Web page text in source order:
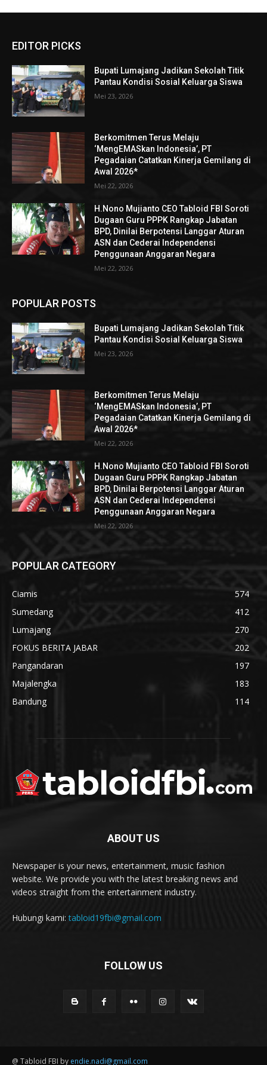
EDITOR PICKS
Bupati Lumajang Jadikan Sekolah Titik
Pantau Kondisi Sosial Keluarga Siswa
Mei 23, 2026
Berkomitmen Terus Melaju
‘MengEMASkan Indonesia’, PT
Pegadaian Catatkan Kinerja Gemilang di
Awal 2026*
Mei 22, 2026
H.Nono Mujianto CEO Tabloid FBI Soroti
Dugaan Guru PPPK Rangkap Jabatan
BPD, Dinilai Berpotensi Langgar Aturan
ASN dan Cederai Independensi
Penggunaan Anggaran Negara
Mei 22, 2026
POPULAR POSTS
Bupati Lumajang Jadikan Sekolah Titik
Pantau Kondisi Sosial Keluarga Siswa
Mei 23, 2026
Berkomitmen Terus Melaju
‘MengEMASkan Indonesia’, PT
Pegadaian Catatkan Kinerja Gemilang di
Awal 2026*
Mei 22, 2026
H.Nono Mujianto CEO Tabloid FBI Soroti
Dugaan Guru PPPK Rangkap Jabatan
BPD, Dinilai Berpotensi Langgar Aturan
ASN dan Cederai Independensi
Penggunaan Anggaran Negara
Mei 22, 2026
POPULAR CATEGORY
Ciamis
574
Sumedang
412
Lumajang
270
FOKUS BERITA JABAR
202
Pangandaran
197
Majalengka
183
Bandung
114
ABOUT US
Newspaper is your news, entertainment, music fashion
website. We provide you with the latest breaking news and
videos straight from the entertainment industry.
Hubungi kami:tabloid19fbi@gmail.com
FOLLOW US
@ Tabloid FBI by endie.nadi@gmail.com